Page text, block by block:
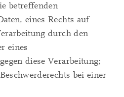
betreffenden
eines Rechts auf
durch den
eines
diese Verarbeitung;
bei einer